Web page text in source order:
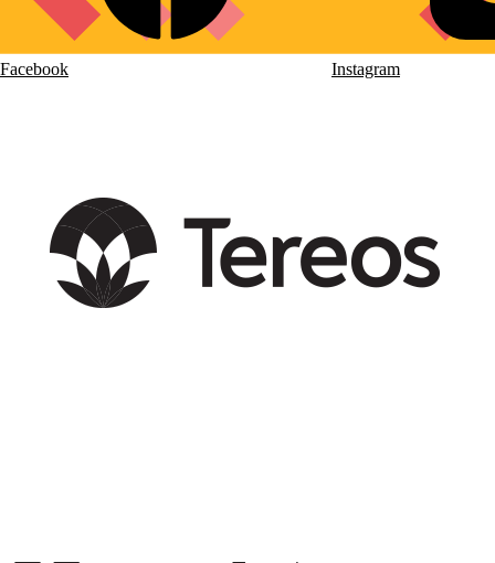
Facebook Instagram